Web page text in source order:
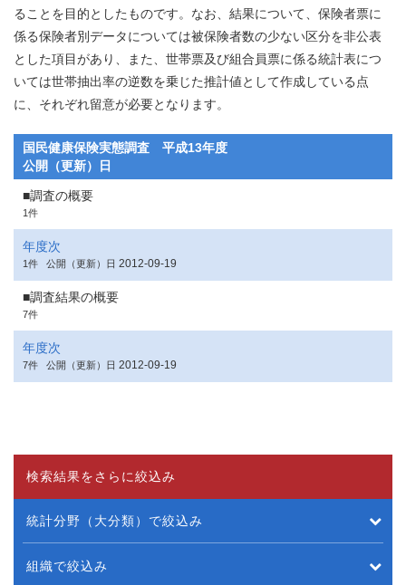
ることを目的としたものです。なお、結果について、保険者票に
係る保険者別データについては被保険者数の少ない区分を非公表
とした項目があり、また、世帯票及び組合員票に係る統計表につ
いては世帯抽出率の逆数を乗じた推計値として作成している点
に、それぞれ留意が必要となります。
国民健康保険実態調査 平成13年度
公開（更新）日
■調査の概要
1件
年度次
1件 公開（更新）日 2012-09-19
■調査結果の概要
7件
年度次
7件 公開（更新）日 2012-09-19
検索結果をさらに絞込み
統計分野（大分類）で絞込み
組織で絞込み